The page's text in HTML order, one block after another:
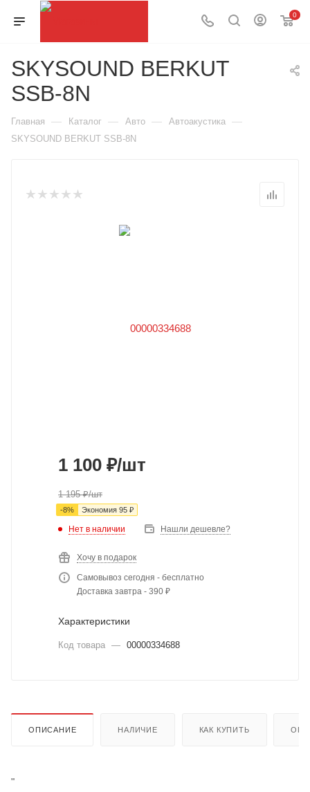
0
SKYSOUND BERKUT
SSB-8N
Главная — Каталог — Авто — Автоакустика —
SKYSOUND BERKUT SSB-8N
1 100 ₽/шт
1 195₽/шт
-8% Экономия 95 ₽
Нет в наличии Нашли дешевле?
Хочу в подарок
Самовывоз сегодня - бесплатно
Доставка завтра - 390 ₽
Характеристики
Код товара — 00000334688
ОПИСАНИЕ НАЛИЧИЕ КАК КУПИТЬ
"